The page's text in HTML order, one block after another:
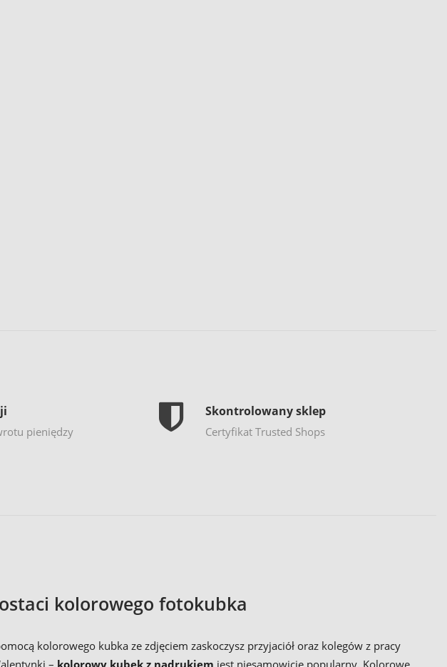
pieniędzy
Skontrolowany sklep
Certyfikat Trusted Shops
kolorowego fotokubka
kolorowego kubka ze zdjęciem zaskoczysz przyjaciół oraz kolegów z pracy
– kolorowy kubek z nadrukiem jest niesamowicie popularny. Kolorowe